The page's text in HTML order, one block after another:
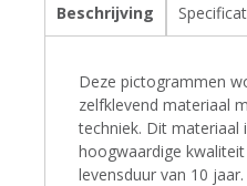
Beschrijving
Deze pictogrammen
zelfklevend materiaal
techniek. Dit materiaal
hoogwaardige
levensduur van 10 jaar.